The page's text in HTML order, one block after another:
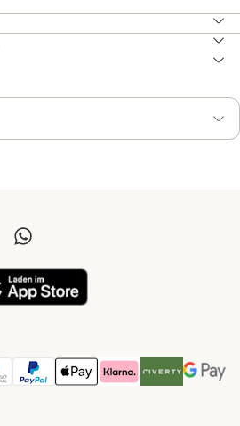
Payment Method
Club Payment Method
PayPal Payment Method
Apple Pay Payment Method
Klarna Payment Method
Riverty Payment
Google
Method